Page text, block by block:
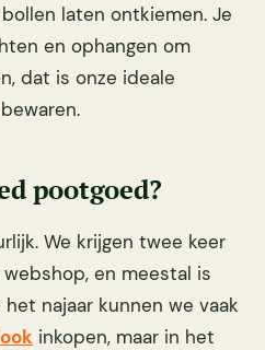
laten ontkiemen. Je
en ophangen om
dat is onze ideale
pootgoed?
We krijgen twee keer
en meestal is
najaar kunnen we vaak
inkopen, maar in het